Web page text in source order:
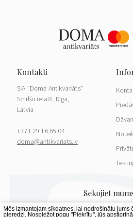
SIA "Doma Antikvariāts"
Smilšu iela 8, Rīga,
Latvia
+371 29 16 65 04
doma@antikvariats.lv
Mēs izmantojam sīkdatnes, lai nodrošinātu jums
pieredzi. Nospiežot pogu "Piekrītu", jūs